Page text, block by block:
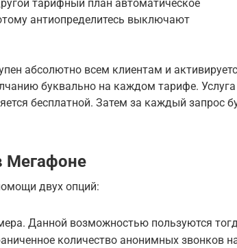
тарифный план автоматическое
антиопределитесь выключают
абсолютно всем клиентам и
буквально на каждом тарифе. Услуга
бесплатной. Затем за каждый запрос
Мегафоне
двух опций:
Данной возможностью пользуются
количество анонимных звонков